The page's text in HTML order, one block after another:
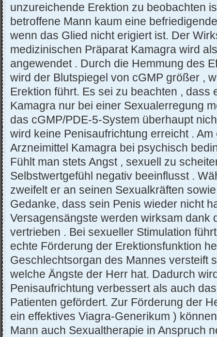
unzureichende Erektion zu beobachten
betroffene Mann kaum eine
wenn das Glied nicht erigiert ist. Der
medizinischen Präparat Kamagra wird
angewendet . Durch die Hemmung des
wird der Blutspiegel von cGMP größer ,
Erektion führt. Es sei zu beachten , dass
Kamagra nur bei einer Sexualerregung
das cGMP/PDE-5-System überhaupt
wird keine Penisaufrichtung erreicht .
Arzneimittel Kamagra bei psychisch
Fühlt man stets Angst , sexuell zu
Selbstwertgefühl negativ beeinflusst .
zweifelt er an seinen Sexualkräften
Gedanke, dass sein Penis wieder nicht
Versagensängste werden wirksam dank
vertrieben . Bei sexueller Stimulation
echte Förderung der Erektionsfunktion
Geschlechtsorgan des Mannes versteift
welche Ängste der Herr hat. Dadurch
Penisaufrichtung verbessert als auch
Patienten gefördert. Zur Förderung der
ein effektives Viagra-Generikum )
Mann auch Sexualtherapie in Anspruch